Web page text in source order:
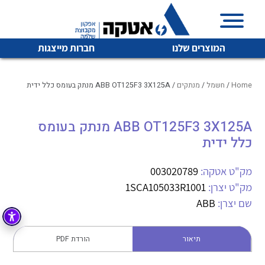
המוצרים שלנו חברות מייצגות
איכות | שרות | זמינות
אטקה בע”מ היא החברה הגדולה והמובילה בישראל בשיווק
מיתוג, בקרה , ואינסטלציה חשמלית ופעילה ב7 תחומים:
חשמל מיתוג ואינסטלציה חשמלית
בקרה
לכל מוצרי היצרן לכל מוצרי היצרן
לכל מוצרי היצרן לכל מוצרי היצרן
Home
/ חשמל / מנתקים / ABB OT125F3 3X125A מנתק בעומס כלל ידית
ABB OT125F3 3X125A מנתק בעומס
כלל ידית
מק"ט אטקה: 003020789
מק"ט יצרן: 1SCA105033R1001
שם יצרן: ABB
תיאור הורדת PDF